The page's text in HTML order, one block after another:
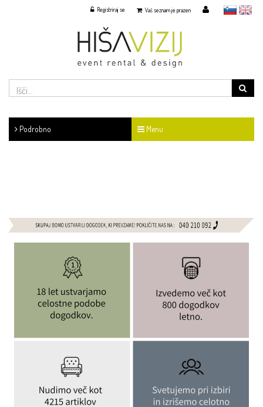
slovensko
English
Vaš seznam je prazen
Registriraj se
Podrobno Menu